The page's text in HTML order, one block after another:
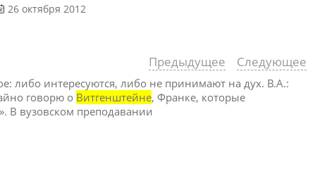
26 октября 2012
Предыдущее Следующее
либо интересуются, либо не принимают на дух. В.А.:
говорю о Витгенштейне, Франке, которые
В вузовском преподавании